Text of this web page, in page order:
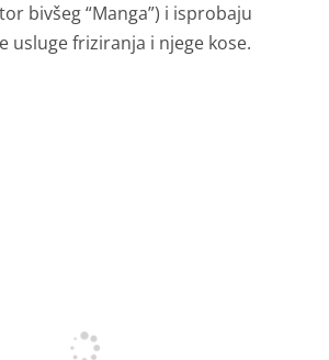
bivšeg “Manga”) i isprobaju
usluge friziranja i njege kose.